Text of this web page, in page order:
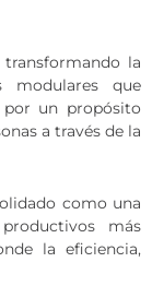
la
modulares que
por un propósito
a través de la
como una
más
la eficiencia,